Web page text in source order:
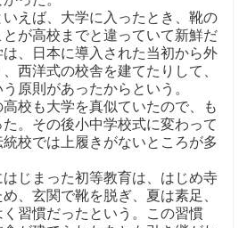
えば、大学に入ったとき、靴の
が高校までと違っていて新鮮だ
、日本に導入された当初から外
西洋式の校舎を建てたりして、
原則があったからという。
校も大学を真似ていたので、も
。その後小中学校式に変わって
校では上履きがないところが多
じまった初等教育は、はじめ寺
、玄関で靴を脱ぎ、夏は素足、
習慣だったという。この習慣